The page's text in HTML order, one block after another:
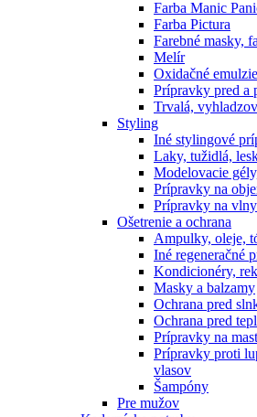
Farba Manic
Farba Pictura
Farebné masky,
Melír
Oxidačné emulzie
Prípravky pred a
Trvalá,
Styling
Iné stylingové
Laky, tužidlá,
Modelovacie
Prípravky na
Prípravky na
Ošetrenie a ochrana
Ampulky, oleje,
Iné regeneračné
Kondicionéry,
Masky a balzamy
Ochrana pred
Ochrana pred
Prípravky na
Prípravky proti
vlasov
Šampóny
Pre mužov